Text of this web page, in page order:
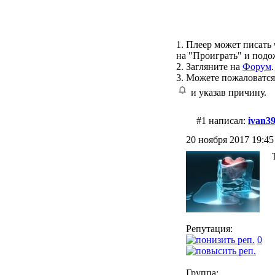
1. Плеер может писать
на "Проиграть" и
2. Загляните на Форум.
3. Можете
и указав причину.
#1 написал:
20 ноября 2017
Репутация:
0